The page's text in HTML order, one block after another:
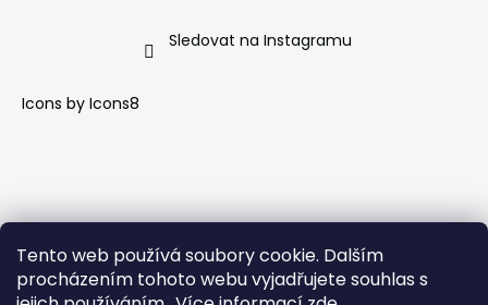
Tento web používá soubory cookie. Dalším
procházením tohoto webu vyjadřujete souhlas s
Sledovat na Instagramu
Icons by Icons8